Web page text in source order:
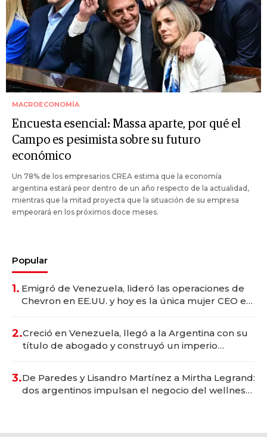
MACROECONOMÍA
Encuesta esencial: Massa aparte, por qué el
Campo es pesimista sobre su futuro
económico
Un 78% de los empresarios CREA estima que la economía
argentina estará peor dentro de un año respecto de la actualidad,
mientras que la mitad proyecta que la situación de su empresa
empeorará en los próximos doce meses.
Popular
1. Emigró de Venezuela, lideró las operaciones de
Chevron en EE.UU. y hoy es la única mujer CEO en
2.Creció en Venezuela, llegó a la Argentina con su
título de abogado y construyó un imperio
3.De Paredes y Lisandro Martínez a Mirtha Legrand:
dos argentinos impulsan el negocio del wellness